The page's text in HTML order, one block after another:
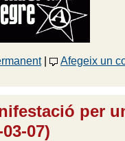
|
Afegeix un
per
07)